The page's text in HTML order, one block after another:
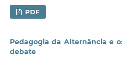
PDF
Pedagogia da Alternância e
debate